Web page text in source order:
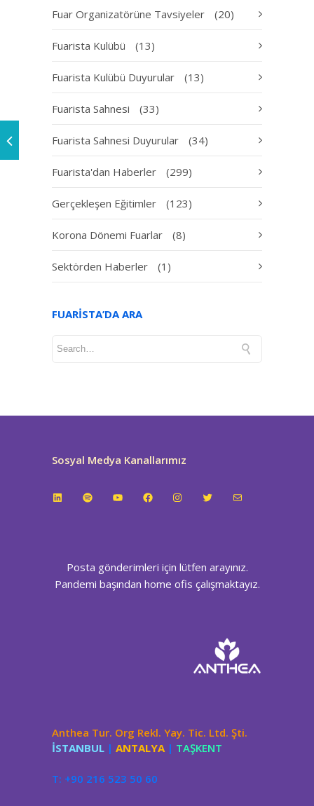
Fuar Organizatörüne Tavsiyeler (20)
Fuarista Kulübü (13)
Fuarista Kulübü Duyurular (13)
Fuarista Sahnesi (33)
Fuarista Sahnesi Duyurular (34)
Fuarista'dan Haberler (299)
Gerçekleşen Eğitimler (123)
Korona Dönemi Fuarlar (8)
Sektörden Haberler (1)
FUARISTA’DA ARA
Sosyal Medya Kanallarımız
LinkedInSpotifyYouTubeFacebookInstagramTwitterE-posta
Posta gönderimleri için lütfen arayınız.
Pandemi başından home ofis çalışmaktayız.
Anthea Tur. Org Rekl. Yay. Tic. Ltd. Şti.
İSTANBUL | ANTALYA | TAŞKENT
T: +90 216 523 50 60